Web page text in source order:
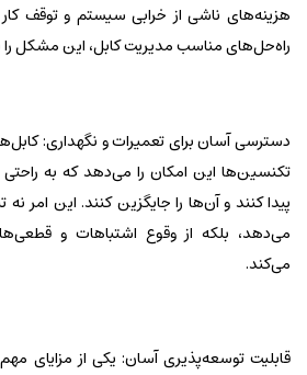
هزینه‌های ناشی از خرابی سیستم و توقف کار
راه‌حل‌های مناسب مدیریت کابل، این مشکل
دسترسی آسان برای تعمیرات و نگهداری:
تکنسین‌ها این امکان را می‌دهد که به
پیدا کنند و آن‌ها را جایگزین کنند. این امر
می‌دهد، بلکه از وقوع اشتباهات و
می‌کند.
قابلیت توسعه‌پذیری آسان: یکی از مزایای